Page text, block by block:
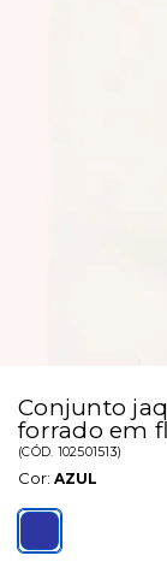
Conjunto
forrado em
(CÓD. 102501513)
Cor: AZUL